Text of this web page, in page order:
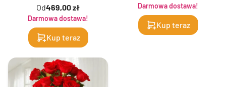
Od469,00 zł
Darmowa dostawa!
Kup teraz
Darmowa dostawa!
Kup teraz